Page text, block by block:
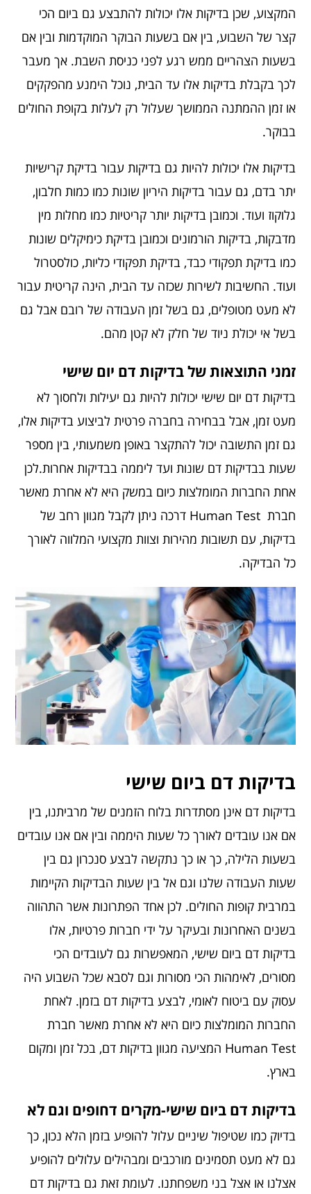
המקצוע, שכן בדיקות אלו יכולות להתבצע גם ביום הכי
קצר של השבוע, בין אם בשעות הבוקר המוקדמות ובין אם
בשעות הצהריים ממש רגע לפני כניסת השבת. אך מעבר
לכך בקבלת בדיקות אלו עד הבית, נוכל הימנע מהפקקים
או זמן ההמתנה הממושך שעלול רק לעלות בקופת החולים
בבוקר.
בדיקות אלו יכולות להיות גם בדיקות עבור בדיקת קרישיות
יתר בדם, גם עבור בדיקות היריון שונות כמו כמות חלבון,
גלוקוז ועוד. וכמובן בדיקות יותר קריטיות כמו מחלות מין
מדבקות, בדיקות הורמונים וכמובן בדיקת כימיקלים שונות
כמו בדיקת תפקודי כבד, בדיקת תפקודי כליות, כולסטרול
ועוד. החשיבות לשירות שכזה עד הבית, הינה קריטית עבור
לא מעט מטופלים, גם בשל זמן העבודה של רובם אבל גם
בשל אי יכולת ניוד של חלק לא קטן מהם.
זמני התוצאות של בדיקות דם יום שישי
בדיקות דם יום שישי יכולות להיות גם יעילות ולחסוך לא
מעט זמן, אבל בבחירה בחברה פרטית לביצוע בדיקות אלו,
גם זמן התשובה יכול להתקצר באופן משמעותי, בין מספר
שעות בבדיקות דם שונות ועד ליממה בבדיקות אחרות.לכן
אחת החברות המומלצות כיום במשק היא לא אחרת מאשר
חברת Human Test דרכה ניתן לקבל מגוון רחב של
בדיקות, עם תשובות מהירות וצוות מקצועי המלווה לאורך
כל הבדיקה.
בדיקות דם ביום שישי
בדיקות דם אינן מסתדרות בלוח הזמנים של מרביתנו, בין
אם אנו עובדים לאורך כל שעות היממה ובין אם אנו עובדים
בשעות הלילה, כך או כך נתקשה לבצע סנכרון גם בין
שעות העבודה שלנו וגם אל בין שעות הבדיקות הקיימות
במרבית קופות החולים. לכן אחד הפתרונות אשר התהווה
בשנים האחרונות ובעיקר על ידי חברות פרטיות, אלו
בדיקות דם ביום שישי, המאפשרות גם לעובדים הכי
מסורים, לאימהות הכי מסורות וגם לסבא שכל השבוע היה
עסוק עם ביטוח לאומי, לבצע בדיקות דם בזמן. לאחת
החברות המומלצות כיום היא לא אחרת מאשר חברת
Human Test המציעה מגוון בדיקות דם, בכל זמן ומקום
בארץ.
בדיקות דם ביום שישי-מקרים דחופים וגם לא
בדיוק כמו שטיפול שיניים עלול להופיע בזמן הלא נכון, כך
גם לא מעט תסמינים מורכבים ומבהילים עלולים להופיע
אצלנו או אצל בני משפחתנו. לעומת זאת גם בדיקות דם